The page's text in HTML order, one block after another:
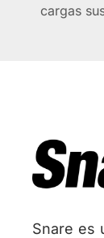
cargas
Snare es